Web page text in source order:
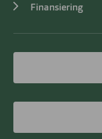
Finansiering